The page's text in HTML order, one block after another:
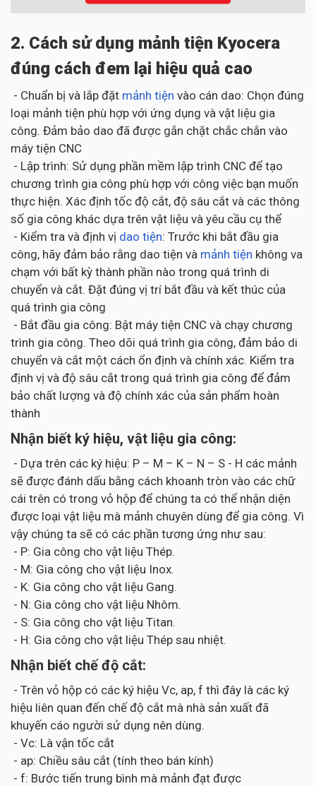
2. Cách sử dụng mảnh tiện Kyocera
đúng cách đem lại hiệu quả cao
- Chuẩn bị và lắp đặt mảnh tiện vào cán dao: Chọn đúng
loại mảnh tiện phù hợp với ứng dụng và vật liệu gia
công. Đảm bảo dao đã được gắn chặt chắc chắn vào
máy tiện CNC
- Lập trình: Sử dụng phần mềm lập trình CNC để tạo
chương trình gia công phù hợp với công việc bạn muốn
thực hiện. Xác định tốc độ cắt, độ sâu cắt và các thông
số gia công khác dựa trên vật liệu và yêu cầu cụ thể
- Kiểm tra và định vị dao tiện: Trước khi bắt đầu gia
công, hãy đảm bảo rằng dao tiện và mảnh tiện không va
chạm với bất kỳ thành phần nào trong quá trình di
chuyển và cắt. Đặt đúng vị trí bắt đầu và kết thúc của
quá trình gia công
- Bắt đầu gia công: Bật máy tiện CNC và chạy chương
trình gia công. Theo dõi quá trình gia công, đảm bảo di
chuyển và cắt một cách ổn định và chính xác. Kiểm tra
định vị và độ sâu cắt trong quá trình gia công để đảm
bảo chất lượng và độ chính xác của sản phẩm hoàn
thành
Nhận biết ký hiệu, vật liệu gia công:
- Dựa trên các ký hiệu: P – M – K – N – S - H các mảnh
sẽ được đánh dấu bằng cách khoanh tròn vào các chữ
cái trên có trong vỏ hộp để chúng ta có thể nhận diện
được loại vật liệu mà mảnh chuyên dùng để gia công. Vì
vậy chúng ta sẽ có các phần tương ứng như sau:
- P: Gia công cho vật liệu Thép.
- M: Gia công cho vật liệu Inox.
- K: Gia công cho vật liệu Gang.
- N: Gia công cho vật liệu Nhôm.
- S: Gia công cho vật liệu Titan.
- H: Gia công cho vật liệu Thép sau nhiệt.
Nhận biết chế độ cắt:
- Trên vỏ hộp có các ký hiệu Vc, ap, f thì đây là các ký
hiệu liên quan đến chế độ cắt mà nhà sản xuất đã
khuyến cáo người sử dụng nên dùng.
- Vc: Là vận tốc cắt
- ap: Chiều sâu cắt (tính theo bán kính)
- f: Bước tiến trung bình mà mảnh đạt được